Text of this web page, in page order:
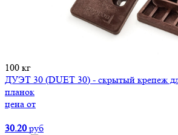
100 кг
ДУЭТ 30 (DUET 30) - скрытый крепеж
планок
цена от
30.20 руб